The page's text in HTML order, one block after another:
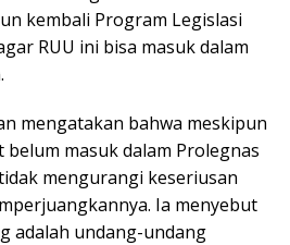
kembali Program Legislasi
RUU ini bisa masuk dalam
mengatakan bahwa meskipun
belum masuk dalam Prolegnas
mengurangi keseriusan
Ia menyebut
adalah undang-undang